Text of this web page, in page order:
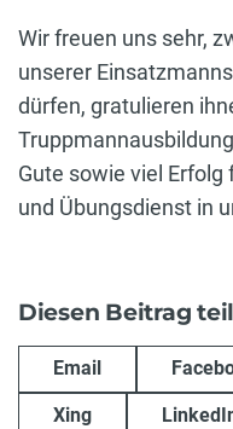
Wir freuen uns sehr,
unserer
dürfen, gratulieren
Gute sowie viel
und Übungsdienst in
Diesen Beitrag
Email
Xing